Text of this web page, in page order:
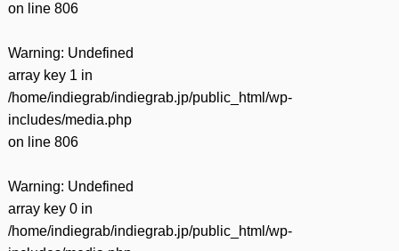
on line 806
Warning: Undefined
array key 1 in
/home/indiegrab/indiegrab.jp/public_html/wp-
includes/media.php
on line 806
Warning: Undefined
array key 0 in
/home/indiegrab/indiegrab.jp/public_html/wp-